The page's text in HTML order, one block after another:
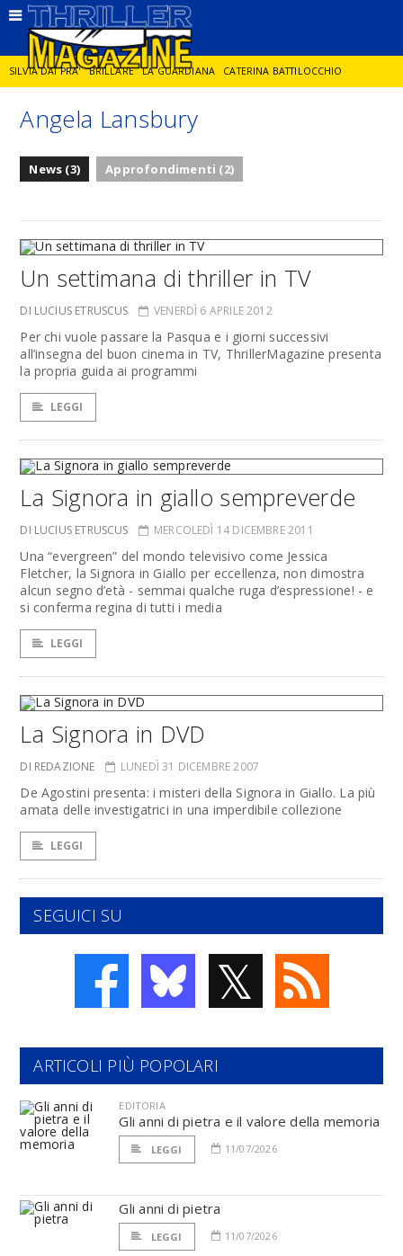
SILVIA DAI PRA' BRILLARE LA GUARDIANA CATERINA BATTILOCCHIO
JORGE DIAZ LA SPIA DELITTO IN CORNICE
Angela Lansbury
News (3) Approfondimenti (2)
Un settimana di thriller in TV
DI LUCIUS ETRUSCUS VENERDÌ 6 APRILE 2012
Per chi vuole passare la Pasqua e i giorni successivi
all’insegna del buon cinema in TV, ThrillerMagazine presenta
la propria guida ai programmi
LEGGI
La Signora in giallo sempreverde
DI LUCIUS ETRUSCUS MERCOLEDÌ 14 DICEMBRE 2011
Una “evergreen” del mondo televisivo come Jessica
Fletcher, la Signora in Giallo per eccellenza, non dimostra
alcun segno d’età - semmai qualche ruga d’espressione! - e
si conferma regina di tutti i media
LEGGI
La Signora in DVD
DI REDAZIONE LUNEDÌ 31 DICEMBRE 2007
De Agostini presenta: i misteri della Signora in Giallo. La più
amata delle investigatrici in una imperdibile collezione
LEGGI
SEGUICI SU
𝕏
ARTICOLI PIÙ POPOLARI
EDITORIA
Gli anni di pietra e il valore della memoria
LEGGI 11/07/2026
Gli anni di pietra
LEGGI 11/07/2026